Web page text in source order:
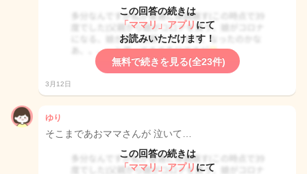
この回答の続きは
「ママリ」アプリ にて
お読みいただけます！
無料で続きを見る(全23件)
3月12日
ゆり
そこまであおママさんが 泣いて…
この回答の続きは
「ママリ」アプリ にて